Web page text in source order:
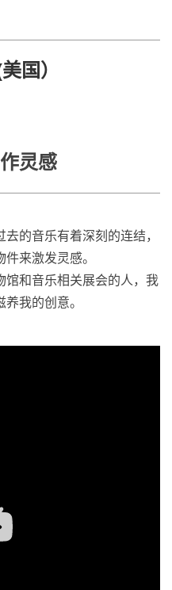
国）
灵感
的音乐有着深刻的连结，
来激发灵感。
馆和音乐相关展会的人，我
我的创意。